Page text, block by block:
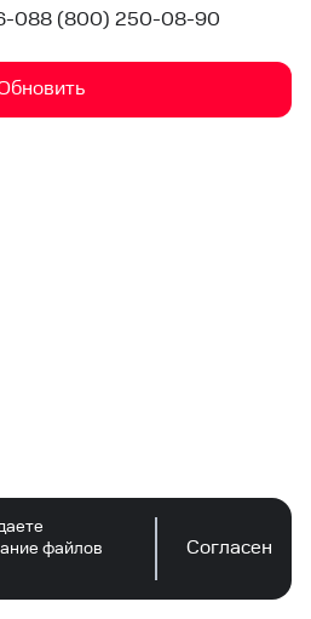
088 (800) 250-08-90
файлов
Согласен